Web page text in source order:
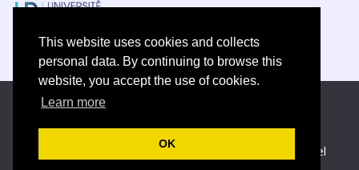
This website uses cookies and collects
personal data. By continuing to browse this
website, you accept the use of cookies.
Learn more
OK
Site map—Privacy policy
Créé et hébergé par Chapitre 9
Published with Lodel